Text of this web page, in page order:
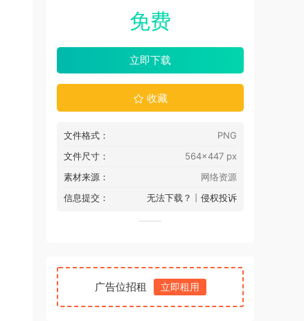
免费
立即下载
收藏
文件格式：
PNG
文件尺寸：
564x447 px
素材来源：
网络资源
信息提交：
无法下载？ 丨 侵权投诉
广告位招租 立即租用